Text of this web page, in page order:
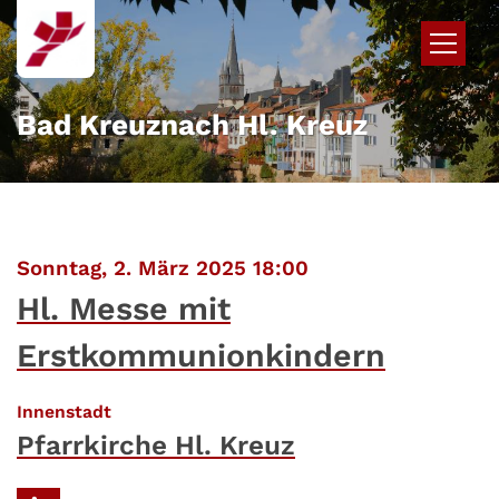
Zum Inhalt springen
Bad Kreuznach Hl. Kreuz
Sonntag, 2. März 2025 18:00
Hl. Messe mit
Erstkommunionkindern
Innenstadt:
Pfarrkirche Hl. Kreuz